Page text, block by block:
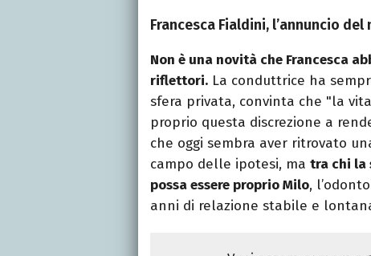
Francesca Fialdini, l’annuncio
Non è una novità che Francesca
riflettori. La conduttrice ha
sfera privata, convinta che "la
proprio questa discrezione a
che oggi sembra aver ritrovato
campo delle ipotesi, ma tra chi la
possa essere proprio Milo,
anni di relazione stabile e